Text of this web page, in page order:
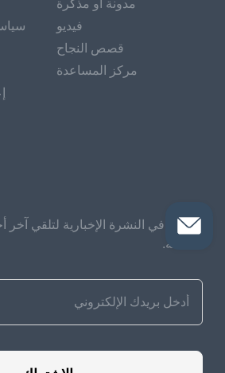
مدونة او مذكرة
فيديو
قصص النجاح
مركز المساعدة
اشترك في النشرة الإخبارية لتلقي آخر
الخاصة.